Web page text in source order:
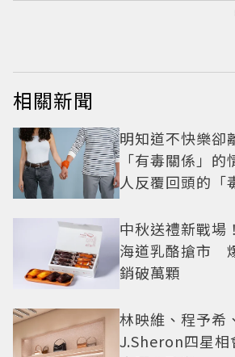
相關新聞
明知道不快樂卻
「有毒關係」
人反覆回頭的「
中秋送禮新戰場
海道乳酪搶市
銷破萬顆
林映維、程予希
J.Sheron四星